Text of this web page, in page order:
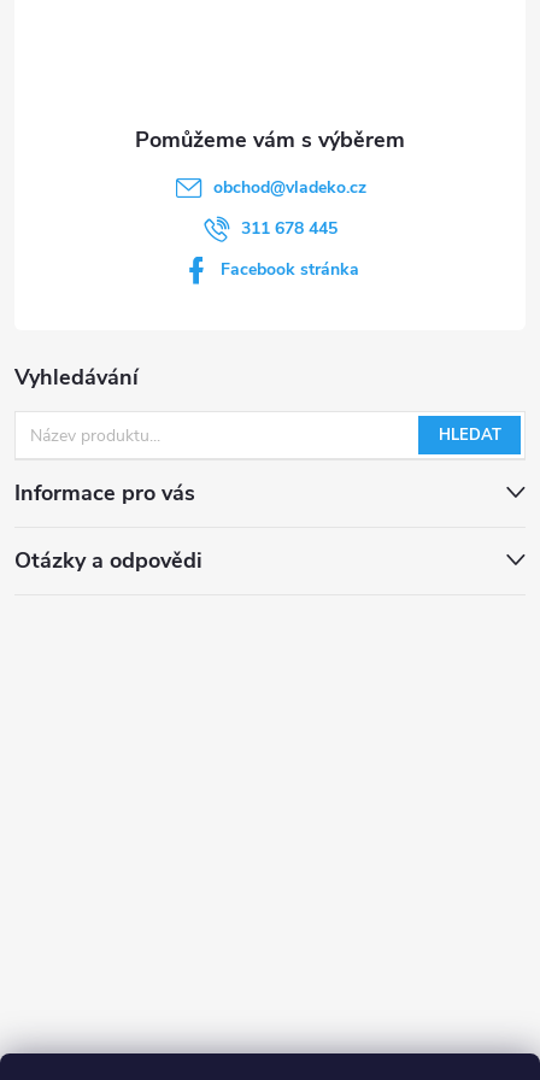
Vyhledávání
HLEDAT
Informace pro vás
Otázky a odpovědi
obchod@vladeko.cz
311 678 445
Facebook stránka